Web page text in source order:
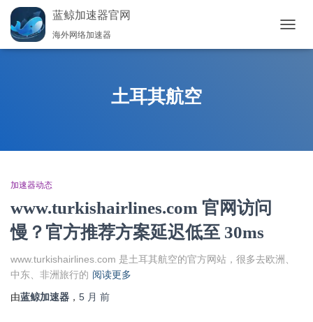
蓝鲸加速器官网
海外网络加速器
换
土耳其航空
加速器动态
www.turkishairlines.com 官网访问
慢？官方推荐方案延迟低至 30ms
www.turkishairlines.com 是土耳其航空的官方网站，很多去欧洲、
中东、非洲旅行的 阅读更多
由蓝鲸加速器 ， 5 月 前